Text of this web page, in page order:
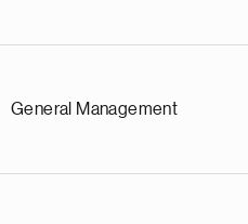
General Management